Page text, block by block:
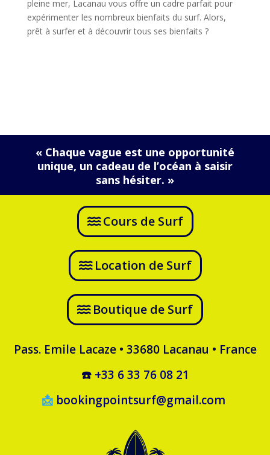
pleine mer, Lacanau vous offre un cadre parfait pour
expérimenter les nombreux bienfaits du surf. Alors,
prêt à surfer et à découvrir tous ses bienfaits ?
« Chaque vague est une opportunité
unique, un cadeau de l’océan à saisir
sans hésiter. »
Cours de Surf
Location de Surf
Boutique de Surf
Pass. Emile Lacaze • 33680 Lacanau • France
☎️ +33 6 33 76 08 21
📩 bookingpointsurf@gmail.com